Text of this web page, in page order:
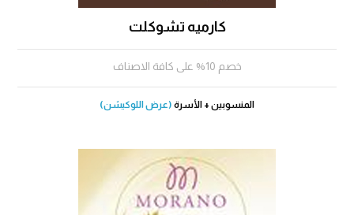
كارميه تشوكلت
خصم 10% على كافة الاصناف
المنسوبين + الأسرة (عرض اللوكيشن)